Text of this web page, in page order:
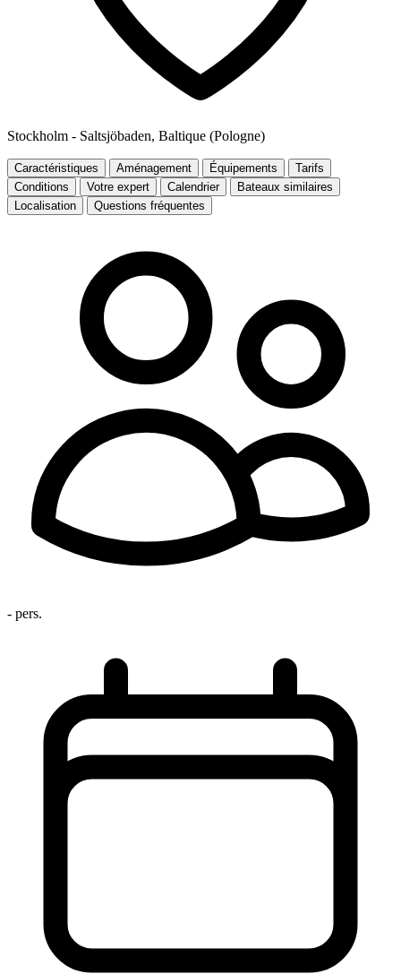
Stockholm - Saltsjöbaden, Baltique (Pologne)
Caractéristiques Aménagement Équipements
Tarifs
Conditions
Votre expert Calendrier
Bateaux similaires
Localisation
Questions fréquentes
- pers.